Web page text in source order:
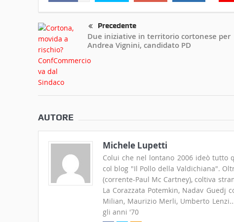
Precedente
Due iniziative in territorio cortonese per
Andrea Vignini, candidato PD
AUTORE
Michele Lupetti
Colui che nel lontano 2006 ideò tutto
col blog "Il Pollo della Valdichiana".
(corrente-Paul Mc Cartney), coltiva
La Corazzata Potemkin, Nadav Guedj
Milian, Maurizio Merli, Umberto
gli anni '70